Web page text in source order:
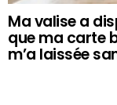
Ma valise a
que ma carte
m’a laissée